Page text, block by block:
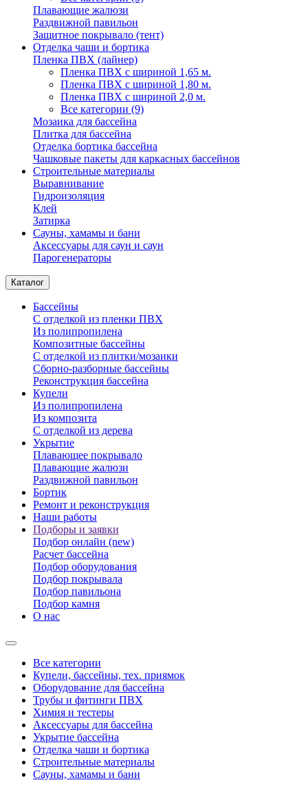
Плавающие жалюзи
Раздвижной павильон
Защитное покрывало (тент)
Отделка чаши и бортика
Пленка ПВХ (лайнер)
Пленка ПВХ с шириной 1,65 м.
Пленка ПВХ с шириной 1,80 м.
Пленка ПВХ с шириной 2,0 м.
Все категории (9)
Мозаика для бассейна
Плитка для бассейна
Отделка бортика бассейна
Чашковые пакеты для каркасных бассейнов
Строительные материалы
Выравнивание
Гидроизоляция
Клей
Затирка
Сауны, хамамы и бани
Аксессуары для саун и саун
Парогенераторы
Каталог
Бассейны
С отделкой из пленки ПВХ
Из полипропилена
Композитные бассейны
С отделкой из плитки/мозаики
Сборно-разборные бассейны
Реконструкция бассейна
Купели
Из полипропилена
Из композита
С отделкой из дерева
Укрытие
Плавающее покрывало
Плавающие жалюзи
Раздвижной павильон
Бортик
Ремонт и реконструкция
Наши работы
Подборы и заявки
Подбор онлайн (new)
Расчет бассейна
Подбор оборудования
Подбор покрывала
Подбор павильона
Подбор камня
О нас
Все категории
Купели, бассейны, тех. приямок
Оборудование для бассейна
Трубы и фитинги ПВХ
Химия и тестеры
Аксессуары для бассейна
Укрытие бассейна
Отделка чаши и бортика
Строительные материалы
Сауны, хамамы и бани